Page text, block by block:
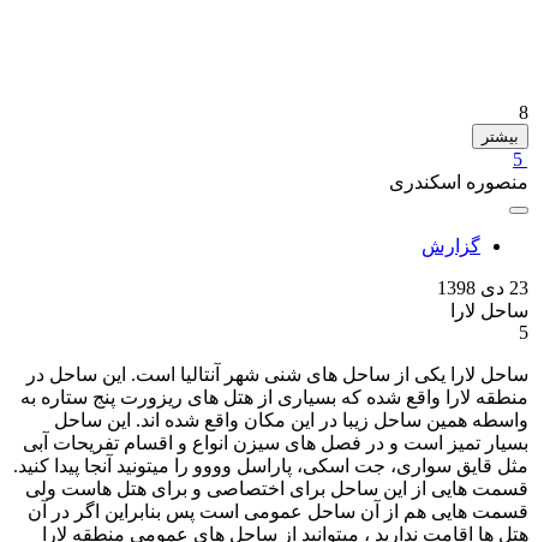
8
بیشتر
5
منصوره اسکندری
گزارش
23 دی 1398
ساحل لارا
5
ساحل لارا یکی از ساحل های شنی شهر آنتالیا است. این ساحل در
منطقه لارا واقع شده که بسیاری از هتل های ریزورت پنج ستاره به
واسطه همین ساحل زیبا در این مکان واقع شده اند. این ساحل
بسیار تمیز است و در فصل های سیزن انواع و اقسام تفریحات آبی
مثل قایق سواری، جت اسکی، پاراسل وووو را میتونید آنجا پیدا کنید.
قسمت هایی از این ساحل برای اختصاصی و برای هتل هاست ولی
قسمت هایی هم از آن ساحل عمومی است پس بنابراین اگر در آن
هتل ها اقامت ندارید ، میتوانید از ساحل های عمومی منطقه لارا